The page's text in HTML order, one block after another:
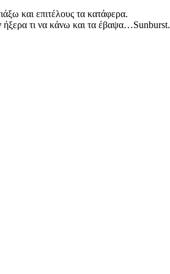
και επιτέλους τα κατάφερα.
ήξερα τι να κάνω και τα έβαψα…Sunburst.